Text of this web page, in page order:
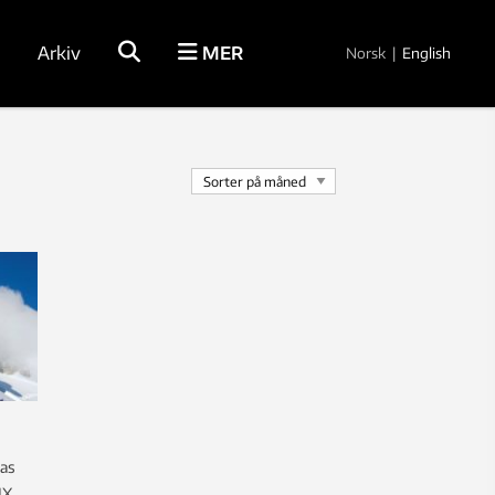
Arkiv MER Norsk | English